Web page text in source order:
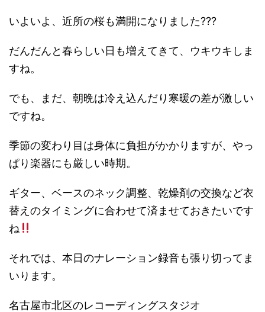
いよいよ、近所の桜も満開になりました???
だんだんと春らしい日も増えてきて、ウキウキしま
すね。
でも、まだ、朝晩は冷え込んだり寒暖の差が激しい
ですね。
季節の変わり目は身体に負担がかかりますが、やっ
ぱり楽器にも厳しい時期。
ギター、ベースのネック調整、乾燥剤の交換など衣
替えのタイミングに合わせて済ませておきたいです
ね
それでは、本日のナレーション録音も張り切ってま
いります。
名古屋市北区のレコーディングスタジオ